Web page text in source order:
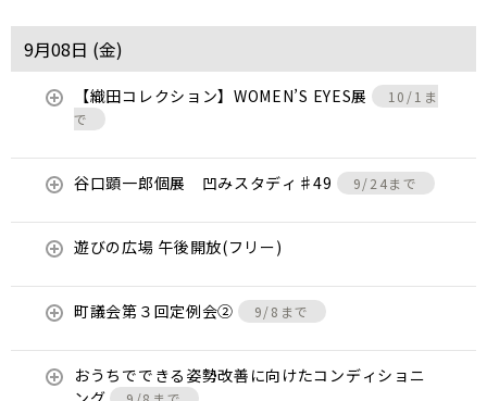
9月08日 (金)
【織田コレクション】WOMEN’S EYES展
10/1ま
で
谷口顕一郎個展 凹みスタディ♯49 9/24まで
遊びの広場 午後開放(フリー)
町議会第３回定例会② 9/8まで
おうちでできる姿勢改善に向けたコンディショニ